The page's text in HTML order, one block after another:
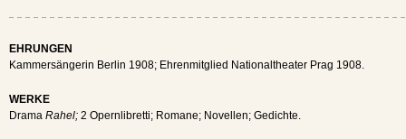
EHRUNGEN
Kammersängerin Berlin 1908; Ehrenmitglied Nationaltheater Prag 1908.
WERKE
Drama Rahel; 2 Opernlibretti; Romane; Novellen; Gedichte.